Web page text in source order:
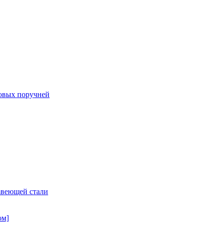
поручней
стали